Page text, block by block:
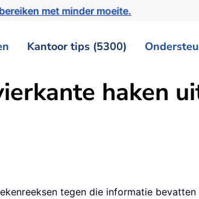
met minder moeite.
Kantoor tips (5300)
haken
tegen die informatie